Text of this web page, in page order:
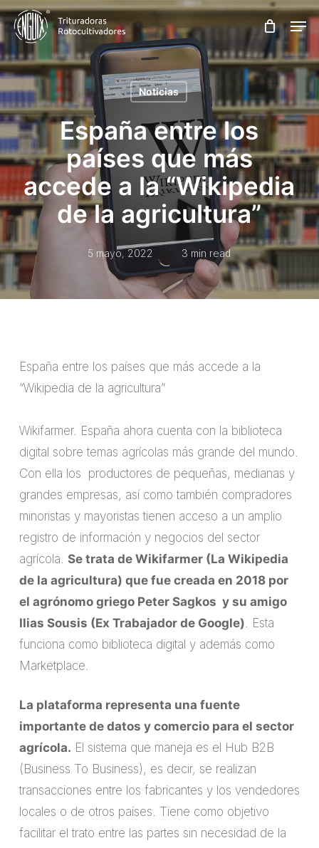
Skip
main
content
Noticias
España entre los
países que más
accede a la “Wikipedia
de la agricultura”
5 mayo, 2022 3 min read
España entre los países que más accede a la
“Wikipedia de la agricultura”
Wikifarmer. España ahora cuenta con la biblioteca
digital sobre temas agrícolas más grande del mundo.
Con ella los productores de pequeñas, medianas y
grandes empresas, así como también compradores
minoristas y mayoristas tienen acceso a un amplio
registro de información y negocios del sector
agrícola. Se trata de Wikifarmer (La Wikipedia
de la agricultura) que fue creada en 2018 por
el agrónomo griego Peter Sagkos y su amigo
Ilias Sousis (Ex Trabajador de Google) . Esta
funciona como biblioteca digital y además como
Marketplace.
La plataforma representa una fuente
importante de datos y comercio para el sector
agrícola. El sistema que maneja es el Hub B2B
(Business To Business), es decir, se realizan
transacciones entre los fabricantes y los vendedores
locales o de otros países. Tiene como objetivo
facilitar el trato entre las partes sin necesidad de la